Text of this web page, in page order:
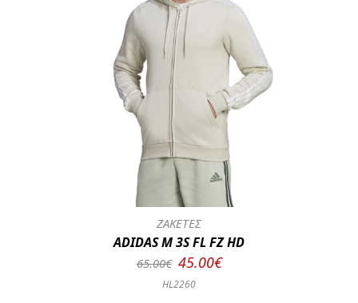
ΖΑΚΕΤΕΣ
ADIDAS M 3S FL FZ HD
65.00€ 45.00€
HL2260